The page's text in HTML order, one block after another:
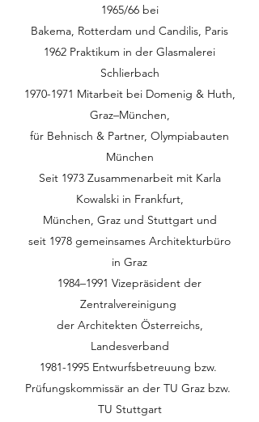
1965/66 bei
Bakema, Rotterdam und Candilis, Paris
1962 Praktikum in der Glasmalerei
Schlierbach
1970-1971 Mitarbeit bei Domenig & Huth,
Graz–München,
für Behnisch & Partner, Olympiabauten
München
Seit 1973 Zusammenarbeit mit Karla
Kowalski in Frankfurt,
München, Graz und Stuttgart und
seit 1978 gemeinsames Architekturbüro
in Graz
1984–1991 Vizepräsident der
Zentralvereinigung
der Architekten Österreichs,
Landesverband
1981-1995Entwurfsbetreuung bzw.
Prüfungskommissär an der TU Graz bzw.
TU Stuttgart